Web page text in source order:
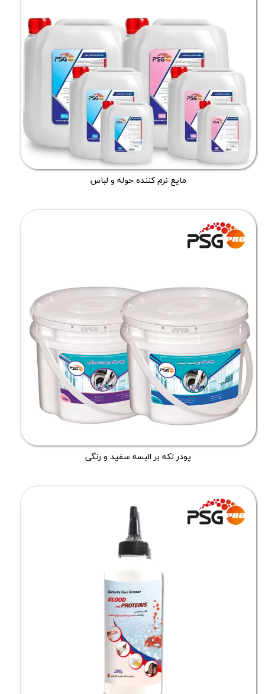
مایع نرم کننده حوله و لباس
پودر لکه بر البسه سفید و رنگی